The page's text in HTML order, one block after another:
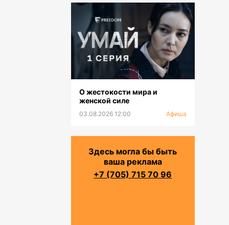
О жестокости мира и
женской силе
03.08.2026 12:00 Афиша
Здесь могла бы быть
ваша реклама
+7 (705) 715 70 96